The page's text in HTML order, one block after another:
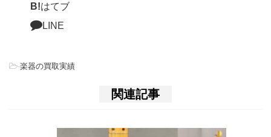
B!はてブ
LINE
-楽器の買取実績
関連記事